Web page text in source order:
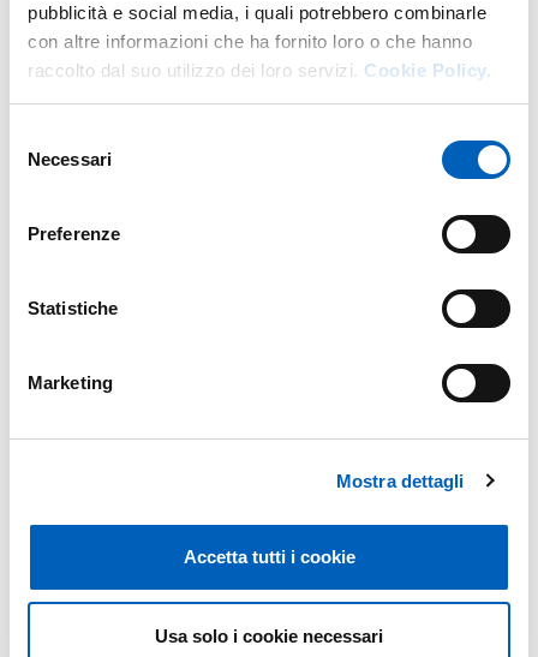
pubblicità e social media, i quali potrebbero combinarle
con altre informazioni che ha fornito loro o che hanno
raccolto dal suo utilizzo dei loro servizi. Cookie Policy.
delNecessari
Preferenze
Statistiche
Marketing
Mostra dettagli
Accetta tutti i cookie
Usa solo i cookie necessari
Personale tecnico amministrativo